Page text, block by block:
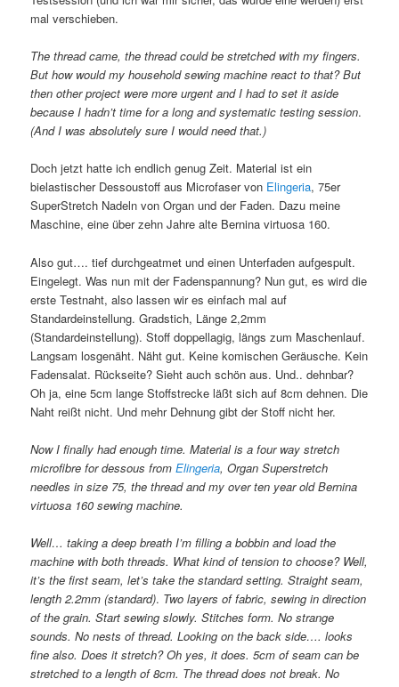
mal verschieben.
The thread came, the thread could be stretched with my fingers.
But how would my household sewing machine react to that? But
then other project were more urgent and I had to set it aside
because I hadn’t time for a long and systematic testing session.
(And I was absolutely sure I would need that.)
Doch jetzt hatte ich endlich genug Zeit. Material ist ein
bielastischer Dessoustoff aus Microfaser von Elingeria, 75er
SuperStretch Nadeln von Organ und der Faden. Dazu meine
Maschine, eine über zehn Jahre alte Bernina virtuosa 160.
Also gut…. tief durchgeatmet und einen Unterfaden aufgespult.
Eingelegt. Was nun mit der Fadenspannung? Nun gut, es wird die
erste Testnaht, also lassen wir es einfach mal auf
Standardeinstellung. Gradstich, Länge 2,2mm
(Standardeinstellung). Stoff doppellagig, längs zum Maschenlauf.
Langsam losgenäht. Näht gut. Keine komischen Geräusche. Kein
Fadensalat. Rückseite? Sieht auch schön aus. Und.. dehnbar?
Oh ja, eine 5cm lange Stoffstrecke läßt sich auf 8cm dehnen. Die
Naht reißt nicht. Und mehr Dehnung gibt der Stoff nicht her.
Now I finally had enough time. Material is a four way stretch
microfibre for dessous fromElingeria, Organ Superstretch
needles in size 75, the thread and my over ten year old Bernina
virtuosa 160 sewing machine.
Well… taking a deep breath I’m filling a bobbin and load the
machine with both threads. What kind of tension to choose? Well,
it’s the first seam, let’s take the standard setting. Straight seam,
length 2.2mm (standard). Two layers of fabric, sewing in direction
of the grain. Start sewing slowly. Stitches form. No strange
sounds. No nests of thread. Looking on the back side…. looks
fine also. Does it stretch? Oh yes, it does. 5cm of seam can be
stretched to a length of 8cm. The thread does not break. No